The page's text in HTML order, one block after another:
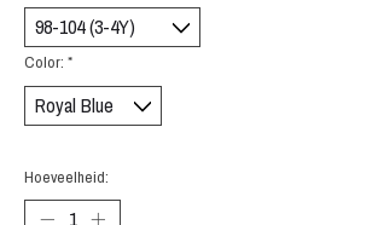
Color: *
Hoeveelheid: